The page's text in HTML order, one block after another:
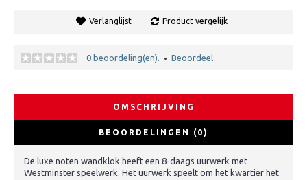
Verlanglijst Product vergelijk
0 beoordeling(en). • Beoordeel
OMSCHRIJVING
BEOORDELINGEN (0)
De luxe noten wandklok heeft een 8-daags uurwerk met
Westminster speelwerk. Het uurwerk speelt om het kwartier het